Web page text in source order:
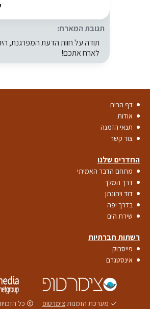
תגובת המארח:
תודה על חוות הדעת המפרגנת,
לארח אתכם!
דף הבית
אודות
תנאי הזמנה
צור קשר
החדרים שלנו
מתחם הדבר האמיתי
דרך המלך
דוד ויהונתן
בדרך יפה
שירת הים
רשתות חברתיות
פייסבוק
אינסטגרם
done מערכת הזמנותצימרטופ copyrights כל הזכויות